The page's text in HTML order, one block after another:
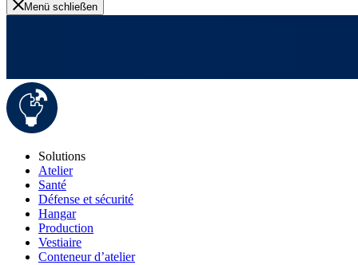
Menü schließen
Solutions
Atelier
Santé
Défense et sécurité
Hangar
Production
Vestiaire
Conteneur d’atelier